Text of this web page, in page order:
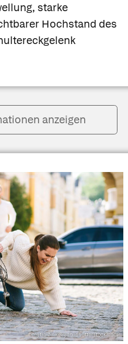
starke
Hochstand des
anzeigen
Dmytro Zinkevych/shutterstock.com